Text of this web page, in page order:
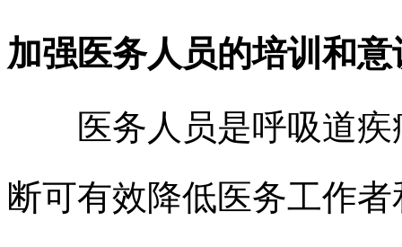
加强医务人员的培训和意
医务人员是呼吸道疾
断可有效降低医务工作